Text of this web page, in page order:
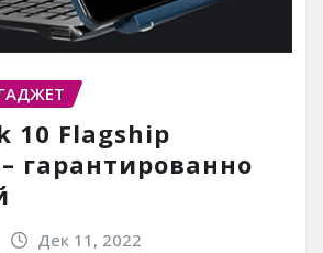
10 Flagship
гарантированно
Дек 11, 2022